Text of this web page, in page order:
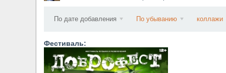
По дате добавления По убыванию коллажи
Фестиваль: